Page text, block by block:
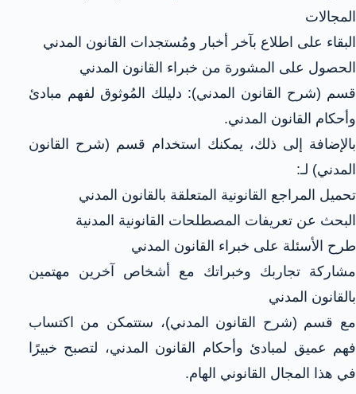
المجالات
البقاء على اطلاع بآخر أخبار ومُستجدات القانون المدني
الحصول على المشورة من خبراء القانون المدني
قسم (شرح القانون المدني): دليلك المُوثوق لفهم مبادئ
وأحكام القانون المدني.
بالإضافة إلى ذلك، يمكنك استخدام قسم (شرح القانون
المدني) لـ:
تحميل المراجع القانونية المتعلقة بالقانون المدني
البحث عن تعريفات المصطلحات القانونية المدنية
طرح الأسئلة على خبراء القانون المدني
مشاركة تجاربك وخبراتك مع أشخاص آخرين مهتمين
بالقانون المدني
مع قسم (شرح القانون المدني)، ستتمكن من اكتساب
فهم عميق لمبادئ وأحكام القانون المدني، لتصبح خبيرًا
في هذا المجال القانوني الهام.